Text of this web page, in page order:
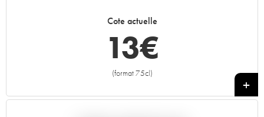
1999
1991
Cote actuelle
13€
(format 75cl)
+